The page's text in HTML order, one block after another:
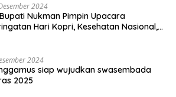
2024
Nukman Pimpin Upacara
Hari Kopri, Kesehatan Nasional,
2024
siap wujudkan swasembada
2025